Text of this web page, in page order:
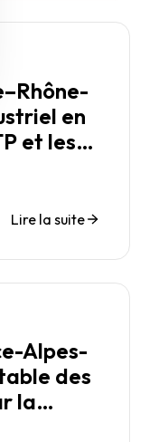
en
et les
Lire la suite
Alpes-
des
la